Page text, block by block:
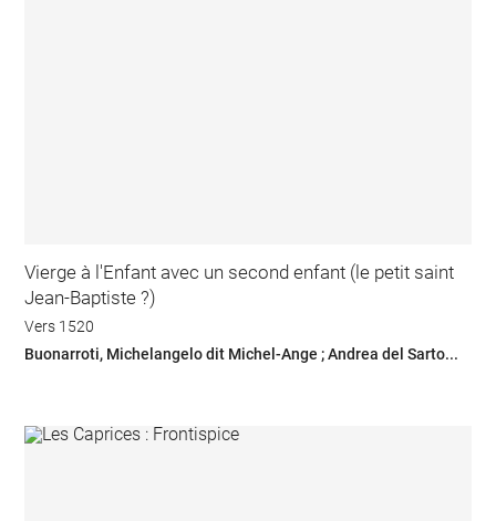
Vierge à l'Enfant avec un second enfant (le petit saint
Jean-Baptiste ?)
Vers 1520
Buonarroti, Michelangelo dit Michel-Ange ; Andrea del Sarto...